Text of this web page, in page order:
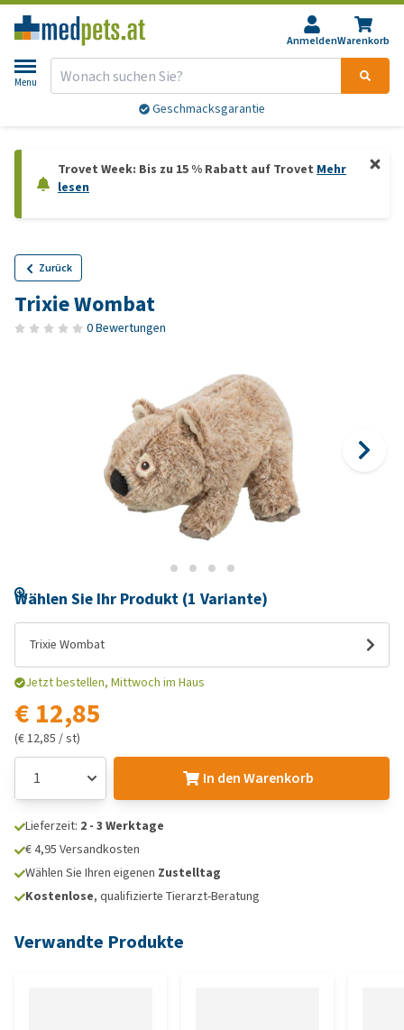
AnmeldenWarenkorb
Menu
Geschmacksgarantie
Trovet Week: Bis zu 15 % Rabatt auf Trovet Mehr
lesen
Zurück
Trixie Wombat
0 Bewertungen
Wählen Sie Ihr Produkt (1 Variante)
Trixie Wombat
Jetzt bestellen, Mittwoch im Haus
€ 12,85
(€ 12,85 / st)
In den Warenkorb
Lieferzeit: 2 - 3 Werktage
€ 4,95 Versandkosten
Wählen Sie Ihren eigenen Zustelltag
Kostenlose, qualifizierte Tierarzt-Beratung
Verwandte Produkte